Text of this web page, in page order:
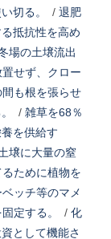
切る。
/ 退肥
抵抗性を高め
場の土壌流出
せず、クロー
間も根を張らせ
/ 雑草を68％
を供給す
壌に大量の窒
ために植物を
ッチ等のマメ
定する。
/ 化
として機能さ